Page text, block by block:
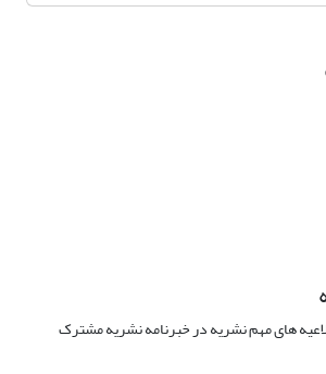
های مهم نشریه در خبرنامه نشریه مشترک